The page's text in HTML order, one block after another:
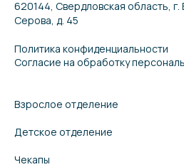
620144, Свердловская область, г.
Серова, д. 45
Политика конфиденциальности
Согласие на обработку
Взрослое отделение
Детское отделение
Чекапы